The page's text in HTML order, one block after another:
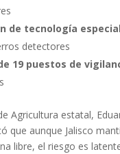
de tecnología
detectores
19 puestos de
Agricultura estatal,
que aunque Jalisco
libre, el riesgo es